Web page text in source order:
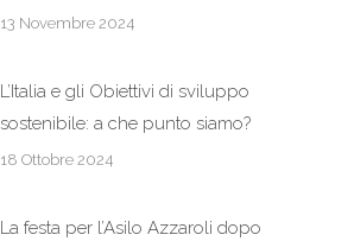
13 Novembre 2024
L’Italia e gli Obiettivi di sviluppo
sostenibile: a che punto siamo?
18 Ottobre 2024
La festa per l’Asilo Azzaroli dopo